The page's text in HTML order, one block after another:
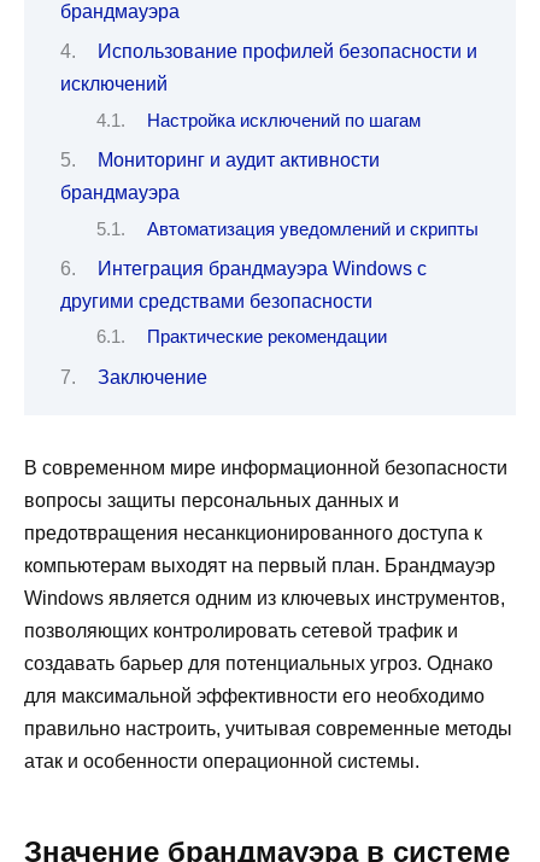
брандмауэра
Использование профилей безопасности и
исключений
Настройка исключений по шагам
Мониторинг и аудит активности
брандмауэра
Автоматизация уведомлений и скрипты
Интеграция брандмауэра Windows с
другими средствами безопасности
Практические рекомендации
Заключение
В современном мире информационной безопасности
вопросы защиты персональных данных и
предотвращения несанкционированного доступа к
компьютерам выходят на первый план. Брандмауэр
Windows является одним из ключевых инструментов,
позволяющих контролировать сетевой трафик и
создавать барьер для потенциальных угроз. Однако
для максимальной эффективности его необходимо
правильно настроить, учитывая современные методы
атак и особенности операционной системы.
Значение брандмауэра в системе